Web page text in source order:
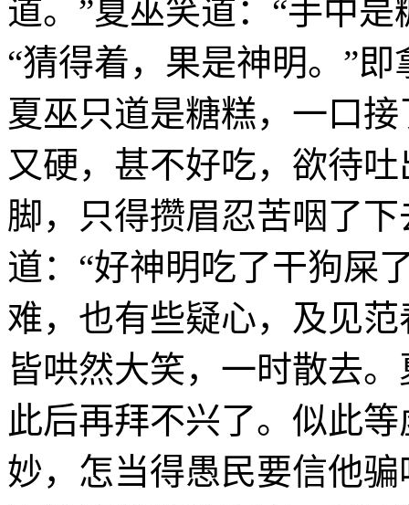
道。”夏巫笑道：“手中
“猜得着，果是神明。”
夏巫只道是糖糕，一口
又硬，甚不好吃，欲待
脚，只得攒眉忍苦咽了
道：“好神明吃了干狗屎
难，也有些疑心，及见
皆哄然大笑，一时散去
此后再拜不兴了。似此
妙，怎当得愚民要信他